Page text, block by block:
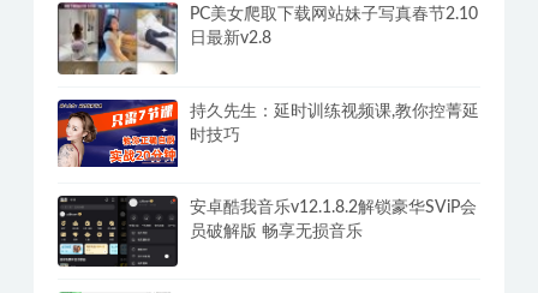
PC美女爬取下载网站妹子写真春节2.10
日最新v2.8
持久先生：延时训练视频课,教你控菁延
时技巧
安卓酷我音乐v12.1.8.2解锁豪华SViP会
员破解版 畅享无损音乐